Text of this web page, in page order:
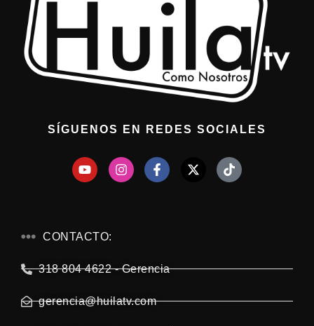
SÍGUENOS EN REDES SOCIALES
CONTACTO:
318 804 4622 - Gerencia
gerencia@huilatv.com